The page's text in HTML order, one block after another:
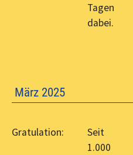
Tagen
dabei.
März 2025
Gratulation:
Seit
1.000